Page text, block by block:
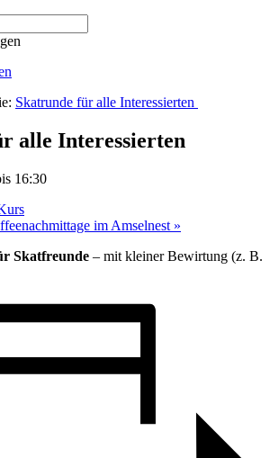
Skatrunde für alle Interessierten
alle Interessierten
16:30
im Amselnest »
Skatfreunde – mit kleiner Bewirtung (z. B.